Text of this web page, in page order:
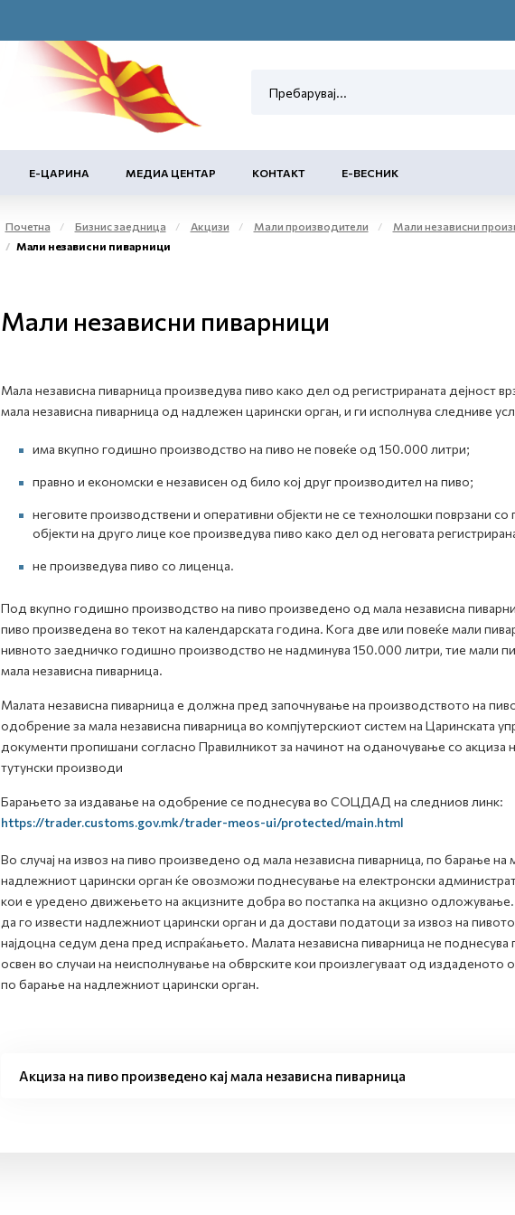
Е-ЦАРИНА МЕДИА ЦЕНТАР КОНТАКТ Е-ВЕСНИК
Почетна Бизнис заедница Акцизи Мали производители
Мали независни производители на етил алкохол и жестоки алкохолни
Мали независни пиварници
Мали независни пиварници
Мала независна пиварница произведува пиво како дел од регистрираната дејност
мала независна пиварница од надлежен царински орган, и ги исполнува следниве
има вкупно годишно производство на пиво не повеќе од 150.000 литри;
правно и економски е независен од било кој друг производител на пиво;
неговите производствени и оперативни објекти не се технолошки поврзани
објекти на друго лице кое произведува пиво како дел од неговата
не произведува пиво со лиценца.
Под вкупно годишно производство на пиво произведено од мала независна
пиво произведена во текот на календарската година. Кога две или повеќе мали
нивното заедничко годишно производство не надминува 150.000 литри, тие мали
мала независна пиварница.
Малата независна пиварница е должна пред започнување на производството на
одобрение за мала независна пиварница во компјутерскиот систем на
документи пропишани согласно Правилникот за начинот на оданочување со акциза
тутунски производи
Барањето за издавање на одобрение се поднесува во СОЦДАД на следниов линк:
https://trader.customs.gov.mk/trader-meos-ui/protected/main.html
Во случај на извоз на пиво произведено од мала независна пиварница, по барање на
надлежниот царински орган ќе овозможи поднесување на електронски
кои е уредено движењето на акцизните добра во постапка на акцизно
да го извести надлежниот царински орган и да достави податоци за извоз на
најдоцна седум дена пред испраќањето. Малата независна пиварница не поднесува
освен во случаи на неисполнување на обврските кои произлегуваат од издаденото
по барање на надлежниот царински орган.
Акциза на пиво произведено кај мала независна пиварница